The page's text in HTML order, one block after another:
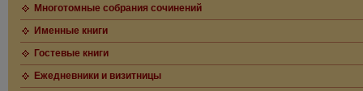
Многотомные собрания сочинений
Именные книги
Гостевые книги
Ежедневники и визитницы